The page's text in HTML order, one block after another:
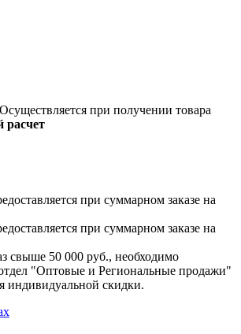
Осуществляется при получении товара
расчет
при суммарном заказе на
при суммарном заказе на
свыше 50 000 руб., необходимо
"Оптовые и Региональные продажи"
индивидуальной скидки.